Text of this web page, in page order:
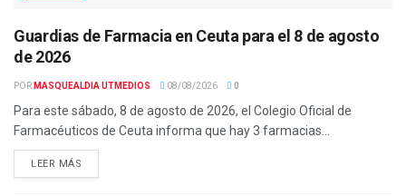
Guardias de Farmacia en Ceuta para el 8 de agosto
de 2026
POR MASQUEALDIA UTMEDIOS 08/08/2026 0
Para este sábado, 8 de agosto de 2026, el Colegio Oficial de
Farmacéuticos de Ceuta informa que hay 3 farmacias...
LEER MÁS